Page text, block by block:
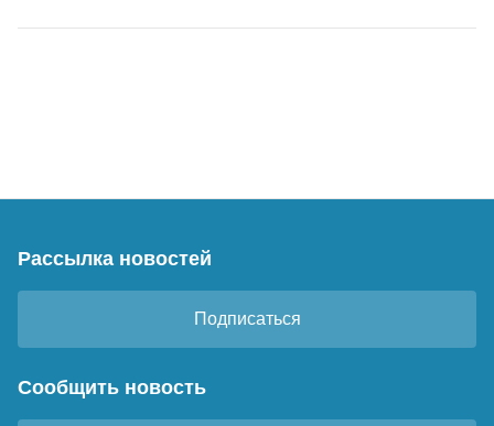
Рассылка новостей
Подписаться
Сообщить новость